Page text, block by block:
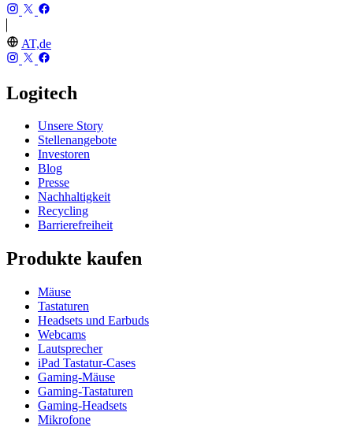
AT,de
Logitech
Unsere Story
Stellenangebote
Investoren
Blog
Presse
Nachhaltigkeit
Recycling
Barrierefreiheit
Produkte kaufen
Mäuse
Tastaturen
Headsets und Earbuds
Webcams
Lautsprecher
iPad Tastatur-Cases
Gaming-Mäuse
Gaming-Tastaturen
Gaming-Headsets
Mikrofone